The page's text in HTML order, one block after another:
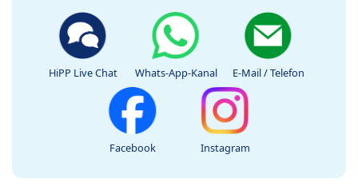
HiPP Live Chat Whats-App-Kanal E-Mail / Telefon
Facebook Instagram